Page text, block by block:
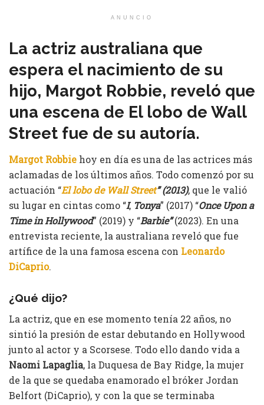
ANUNCIO
La actriz australiana que
espera el nacimiento de su
hijo, Margot Robbie, reveló que
una escena de El lobo de Wall
Street fue de su autoría.
Margot Robbie hoy en día es una de las actrices más
aclamadas de los últimos años. Todo comenzó por su
actuación “El lobo de Wall Street” (2013), que le valió
su lugar en cintas como “I, Tonya” (2017) “Once Upon a
Time in Hollywood” (2019) y “Barbie”(2023). En una
entrevista reciente, la australiana reveló que fue
artífice de la una famosa escena con Leonardo
DiCaprio.
¿Qué dijo?
La actriz, que en ese momento tenía 22 años, no
sintió la presión de estar debutando en Hollywood
junto al actor y a Scorsese. Todo ello dando vida a
Naomi Lapaglia, la Duquesa de Bay Ridge, la mujer
de la que se quedaba enamorado el bróker Jordan
Belfort (DiCaprio), y con la que se terminaba